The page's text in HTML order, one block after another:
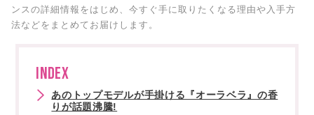
ンスの詳細情報をはじめ、今すぐ手に取りたくなる理由や入手方
法などをまとめてお届けします。
INDEX
あのトップモデルが手掛ける『オーラベラ』の香
りが話題沸騰!